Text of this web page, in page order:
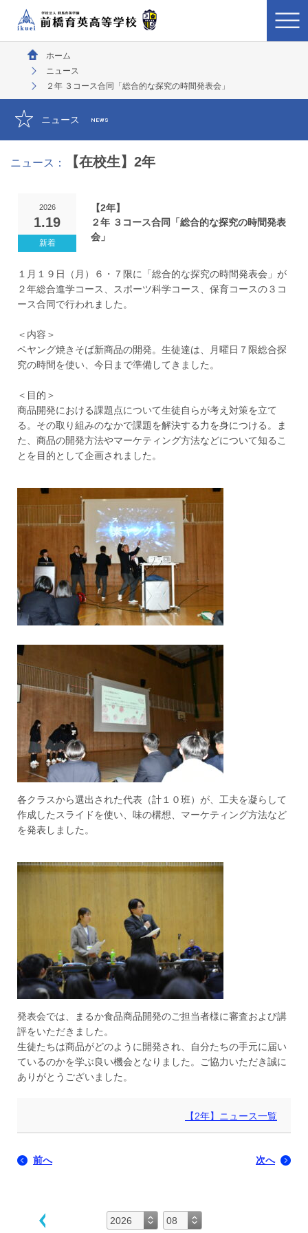
ホーム
ニュース
２年 ３コース合同「総合的な探究の時間発表会」
ニュース NEWS
ニュース： 【在校生】2年
2026
1.19
【2年】
２年 ３コース合同「総合的な探究の時間発表
会」
１月１９日（月）６・７限に「総合的な探究の時間発表会」が
２年総合進学コース、スポーツ科学コース、保育コースの３コ
ース合同で行われました。
＜内容＞
ペヤング焼きそば新商品の開発。生徒達は、月曜日７限総合探
究の時間を使い、今日まで準備してきました。
＜目的＞
商品開発における課題点について生徒自らが考え対策を立て
る。その取り組みのなかで課題を解決する力を身につける。ま
た、商品の開発方法やマーケティング方法などについて知るこ
とを目的として企画されました。
各クラスから選出された代表（計１０班）が、工夫を凝らして
作成したスライドを使い、味の構想、マーケティング方法など
を発表しました。
発表会では、まるか食品商品開発のご担当者様に審査および講
評をいただきました。
生徒たちは商品がどのように開発され、自分たちの手元に届い
ているのかを学ぶ良い機会となりました。ご協力いただき誠に
ありがとうございました。
【2年】ニュース一覧
前へ 次へ